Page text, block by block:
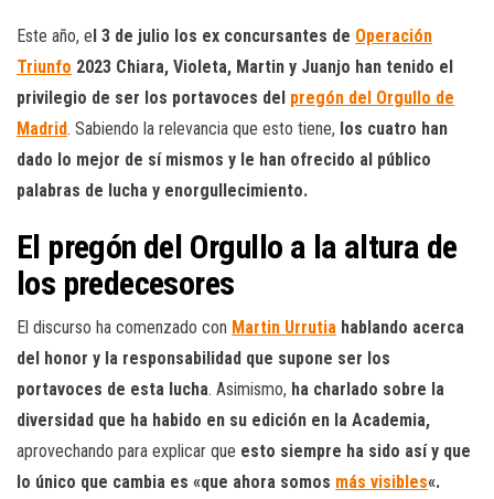
Este año, el 3 de julio los ex concursantes de Operación
Triunfo 2023 Chiara, Violeta, Martin y Juanjo han tenido el
privilegio de ser los portavoces del pregón del Orgullo de
Madrid. Sabiendo la relevancia que esto tiene, los cuatro han
dado lo mejor de sí mismos y le han ofrecido al público
palabras de lucha y enorgullecimiento.
El pregón del Orgullo a la altura de
los predecesores
El discurso ha comenzado con Martin Urrutia hablando acerca
del honor y la responsabilidad que supone ser los
portavoces de esta lucha. Asimismo, ha charlado sobre la
diversidad que ha habido en su edición en la Academia,
aprovechando para explicar que esto siempre ha sido así y que
lo único que cambia es «que ahora somos más visibles«.